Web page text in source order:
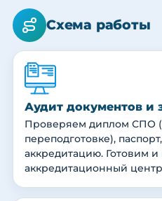
Схема работы
Аудит документов и
Проверяем диплом СПО
переподготовке),
аккредитацию. Готовим и
аккредитационный